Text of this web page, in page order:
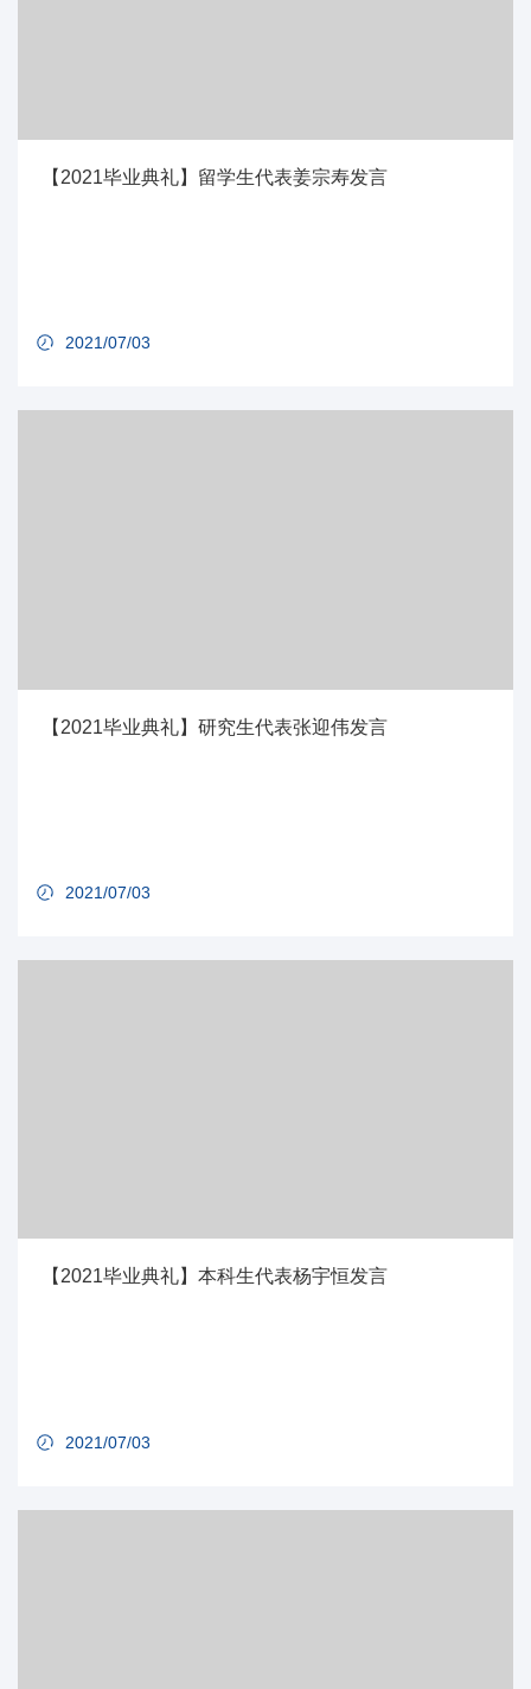
【2021毕业典礼】留学生代表姜宗寿发言
2021/07/03
【2021毕业典礼】研究生代表张迎伟发言
2021/07/03
【2021毕业典礼】本科生代表杨宇恒发言
2021/07/03